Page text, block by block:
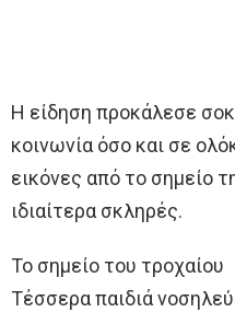
Η είδηση προκάλεσε
κοινωνία όσο και σε
εικόνες από το σημείο
ιδιαίτερα σκληρές.
Το σημείο του τροχαίου
Τέσσερα παιδιά